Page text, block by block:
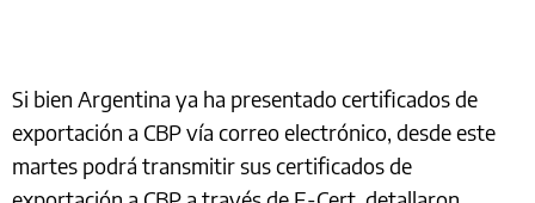
Si bien Argentina ya ha presentado certificados de
exportación a CBP vía correo electrónico, desde este
martes podrá transmitir sus certificados de